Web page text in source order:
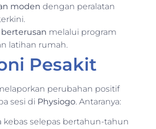
moden dengan peralatan
melalui program
latihan rumah.
Pesakit
perubahan positif
sesi di Physiogo. Antaranya:
kebas selepas bertahun-tahun